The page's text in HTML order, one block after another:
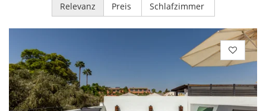
Relevanz Preis Schlafzimmer